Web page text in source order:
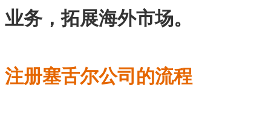
业务，拓展海外市场。
注册塞舌尔公司的流程